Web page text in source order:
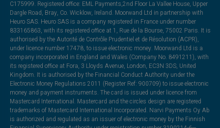
C175999. Registered office: EML Payments,2nd Floor La Vallee House, Upper
Dargle Road, Bray, Co. Wicklow, Ireland. Moorwand Ltd in partnership with
Heuro SAS. Heuro SAS is a company registered in France under number
833165863, with its registered office at 1, Rue de la Bourse, 75002 Paris. It is
authorised by the Autorité de Contrôle Prudentiel et de Résolution (ACPR),
under licence number 17478, to issue electronic money. Moorwand Ltd is a
company incorporated in England and Wales (Company No. 8491211), with
its registered office at Fora, 3 Lloyds Avenue, London, EC3N 3DS, United
Kingdom. It is authorised by the Financial Conduct Authority under the
Electronic Money Regulations 2011 (Register Ref: 900709) to issue electronic
money and payment instruments. The card is issued under licence from
Mastercard International. Mastercard and the circles design are registered
trademarks of Mastercard International Incorporated. Narvi Payments Oy Ab
is authorized and regulated as an issuer of electronic money by the Finnish